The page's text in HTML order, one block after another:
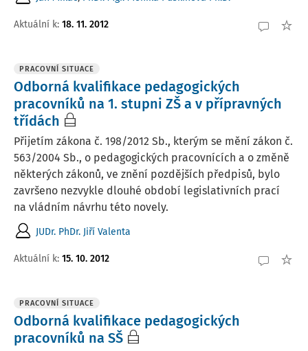
Aktuální k: 18. 11. 2012
PRACOVNÍ SITUACE
Odborná kvalifikace pedagogických
pracovníků na 1. stupni ZŠ a v přípravných
třídách
Přijetím zákona č. 198/2012 Sb., kterým se mění zákon č.
563/2004 Sb., o pedagogických pracovnících a o změně
některých zákonů, ve znění pozdějších předpisů, bylo
završeno nezvykle dlouhé období legislativních prací
na vládním návrhu této novely.
JUDr. PhDr. Jiří Valenta
Aktuální k: 15. 10. 2012
PRACOVNÍ SITUACE
Odborná kvalifikace pedagogických
pracovníků na SŠ